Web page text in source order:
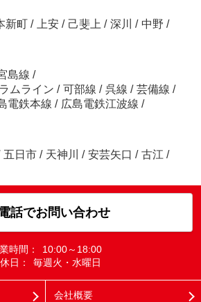
新町 / 上安 / 己斐上 / 深川 / 中野 /
島線 /
ムライン / 可部線 / 呉線 / 芸備線 /
電鉄本線 / 広島電鉄江波線 /
五日市 / 天神川 / 安芸矢口 / 古江 /
話でお問い合わせ
時間：
10:00～18:00
日：
毎週火・水曜日
会社概要